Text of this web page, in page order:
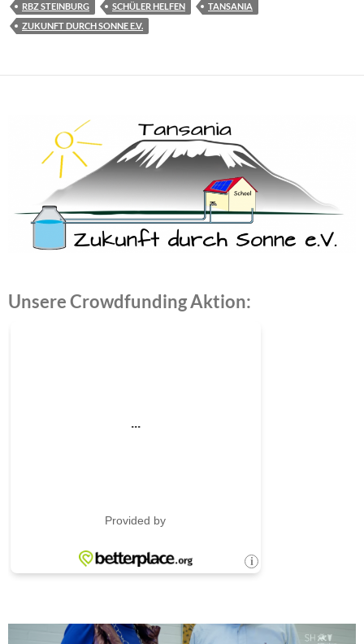
RBZ STEINBURG
SCHÜLER HELFEN
TANSANIA
ZUKUNFT DURCH SONNE E.V.
Unsere Crowdfunding Aktion: